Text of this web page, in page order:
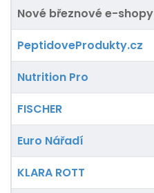
Nové březnové e-shopy
PeptidoveProdukty.cz
Nutrition Pro
FISCHER
Euro Nářadí
KLARA ROTT